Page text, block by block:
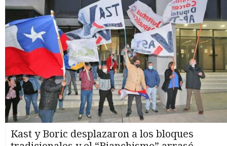
Kast y Boric desplazaron a los bloques